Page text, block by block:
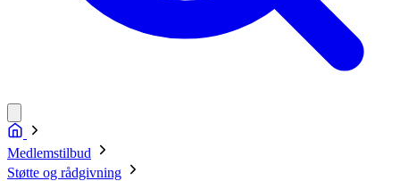
Medlemstilbud
Støtte og rådgivning